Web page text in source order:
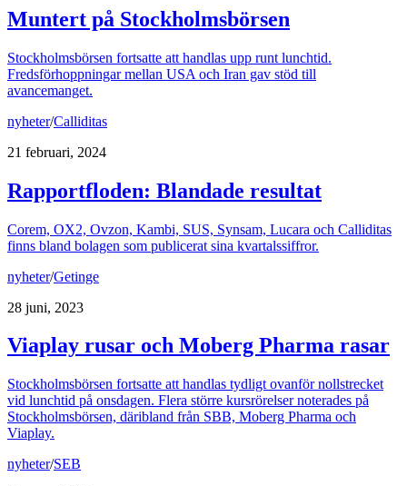
Muntert på Stockholmsbörsen
Stockholmsbörsen fortsatte att handlas upp runt lunchtid.
Fredsförhoppningar mellan USA och Iran gav stöd till
avancemanget.
nyheter/Calliditas
21 februari, 2024
Rapportfloden: Blandade resultat
Corem, OX2, Ovzon, Kambi, SUS, Synsam, Lucara och Calliditas
finns bland bolagen som publicerat sina kvartalssiffror.
nyheter/Getinge
28 juni, 2023
Viaplay rusar och Moberg Pharma rasar
Stockholmsbörsen fortsatte att handlas tydligt ovanför nollstrecket
vid lunchtid på onsdagen. Flera större kursrörelser noterades på
Stockholmsbörsen, däribland från SBB, Moberg Pharma och
Viaplay.
nyheter/SEB